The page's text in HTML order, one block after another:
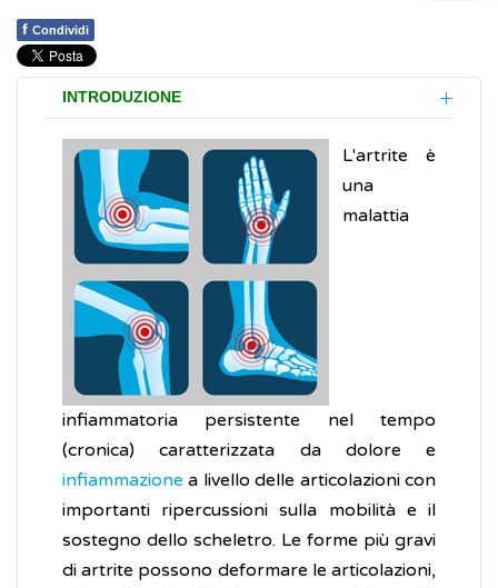
f Condividi
INTRODUZIONE
L'artrite è
una
malattia
infiammatoria persistente nel tempo
(cronica) caratterizzata da dolore e
infiammazionea livello delle articolazioni con
importanti ripercussioni sulla mobilità e il
sostegno dello scheletro. Le forme più gravi
di artrite possono deformare le articolazioni,